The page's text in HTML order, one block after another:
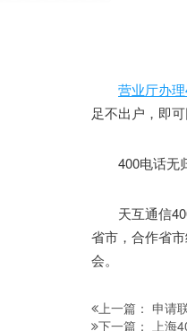
营业厅办
足不出户，即可
400电话无归
天互通信400
省市，合作省
会。
上一篇： 申请
下一篇： 上海